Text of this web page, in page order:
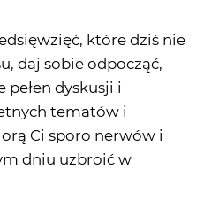
które dziś nie
daj sobie odpocząć,
dyskusji i
tematów i
Ci sporo nerwów i
dniu uzbroić w